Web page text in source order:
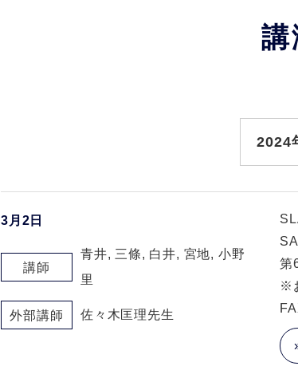
講
2024
3月2日
講師
青井, 三條, 白井, 宮地, 小野
里
外部講師 佐々木匡理先生
第
※